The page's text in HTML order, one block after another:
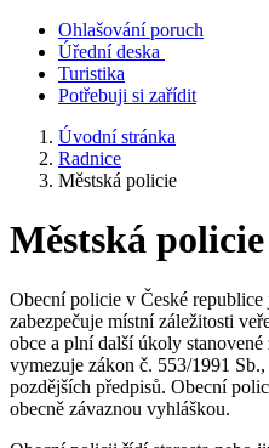
Ohlašování poruch
Úřední deska
Turistika
Potřebuji si zařídit
Úvodní stránka
Radnice
Městská policie
Městská policie
Obecní policie v České republice
zabezpečuje místní záležitosti
obce a plní další úkoly
vymezuje zákon č. 553/1991
pozdějších předpisů. Obecní
obecně závaznou vyhláškou.